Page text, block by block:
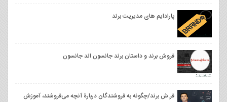
پارادایم های مدیریت برند
فروش برند و داستان برند جانسون اند جانسون
فر.ش برند/چگونه به فروشندگان دربارۀ آنچه می‌فروشند، آموزش